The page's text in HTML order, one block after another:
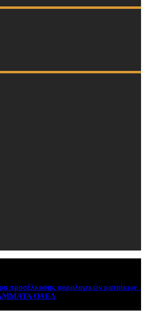
φορολογικών κατοίκων
ΟΑΕΔ August 6, 2026